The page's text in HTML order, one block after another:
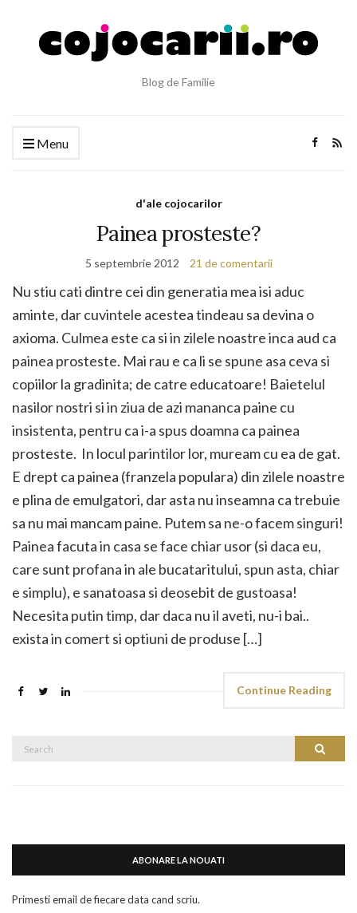
Blog de Familie
Menu
d'ale cojocarilor
Painea prosteste?
5 septembrie 2012 21 de comentarii
Nu stiu cati dintre cei din generatia mea isi aduc
aminte, dar cuvintele acestea tindeau sa devina o
axioma. Culmea este ca si in zilele noastre inca aud ca
painea prosteste. Mai rau e ca li se spune asa ceva si
copiilor la gradinita; de catre educatoare! Baietelul
nasilor nostri si in ziua de azi mananca paine cu
insistenta, pentru ca i-a spus doamna ca painea
prosteste. In locul parintilor lor, muream cu ea de gat.
E drept ca painea (franzela populara) din zilele noastre
e plina de emulgatori, dar asta nu inseamna ca trebuie
sa nu mai mancam paine. Putem sa ne-o facem singuri!
Painea facuta in casa se face chiar usor (si daca eu,
care sunt profana in ale bucataritului, spun asta, chiar
e simplu), e sanatoasa si deosebit de gustoasa!
Necesita putin timp, dar daca nu il aveti, nu-i bai..
exista in comert si optiuni de produse […]
Continue Reading
Search
ABONARE LA NOUATI
Primesti email de fiecare data cand scriu.